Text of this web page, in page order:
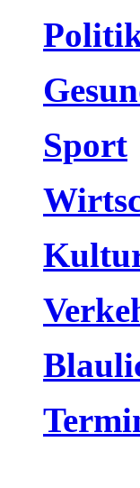
Sport